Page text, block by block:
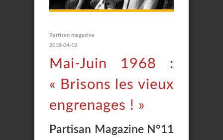
Partisan magazine
2018-04-12
Mai-Juin 1968 :
« Brisons les vieux
engrenages ! »
Partisan Magazine N°11